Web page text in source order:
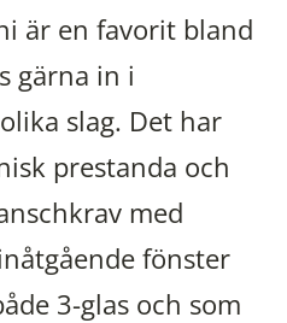
är en favorit bland
gärna in i
slag. Det har
prestanda och
med
fönster
3-glas och som